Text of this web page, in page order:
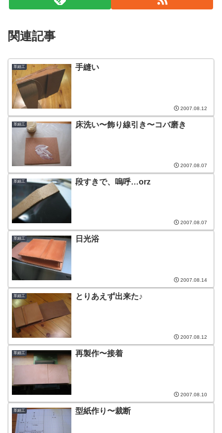
関連記事
革細工 手縫い
2007.08.12
革細工 床洗い〜飾り線引き〜コバ磨き
2007.08.07
革細工 段すきで、嗚呼…orz
2007.08.07
革細工 日光浴
2007.08.14
革細工 とりあえず出来た♪
2007.08.12
革細工 再製作〜接着
2007.08.10
革細工 型紙作り〜裁断